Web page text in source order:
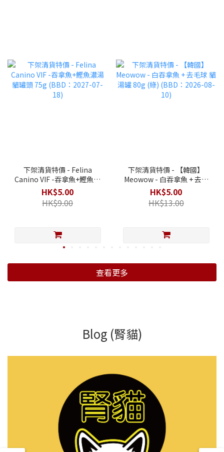
下架清貨特價 - Felina
Canino VIF -吞拿魚+鰹魚濃
湯 貓罐頭 75g (BBD：2027-
07-18)
HK$5.00
HK$9.00
下架清貨特價 - 【韓國】
Meowow - 白吞拿魚 + 去毛
球 貓湯罐 80g (綠) (BBD：
2026-08-10)
HK$5.00
HK$13.00
查看更多
Blog (腎貓)